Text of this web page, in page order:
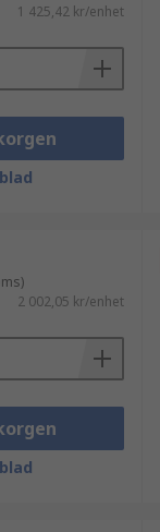
1 425,42 kr/enhet
2 002,05 kr/enhet